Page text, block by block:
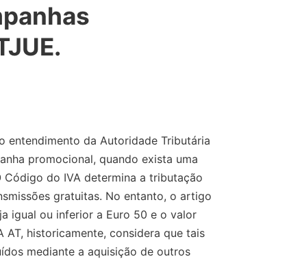
entendimento da Autoridade Tributária
promocional, quando exista uma
do IVA determina a tributação
gratuitas. No entanto, o artigo
igual ou inferior a Euro 50 e o valor
historicamente, considera que tais
mediante a aquisição de outros